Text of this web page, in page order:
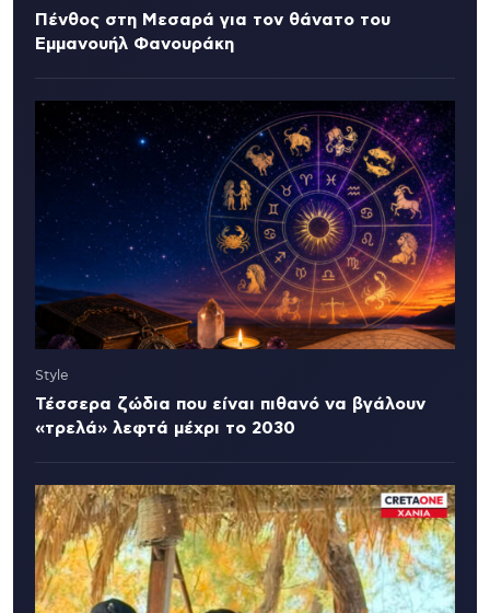
Πένθος στη Μεσαρά για τον θάνατο του
Εμμανουήλ Φανουράκη
Style
Τέσσερα ζώδια που είναι πιθανό να βγάλουν
«τρελά» λεφτά μέχρι το 2030